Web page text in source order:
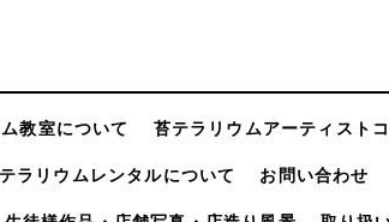
教室について 苔テラリウムアーティスト
ラリウムレンタルについて お問い合わせ